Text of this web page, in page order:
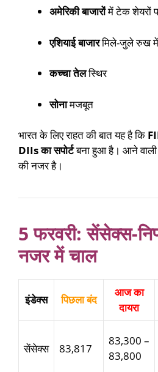
अमेरिकी बाजारोंमें टेक शेयरों
एशियाई बाजारमिले-जुले रुख में
कच्चा तेलस्थिर
सोनामजबूत
भारत के लिए राहत की बात यह है कि
DIIs का सपोर्टबना हुआ है। आने वाली
की नजर है।
5 फरवरी: सेंसेक्स-
नजर में चाल
इंडेक्स पिछला बंद
आज का
दायरा
सेंसेक्स 83,817
83,300 –
83,800